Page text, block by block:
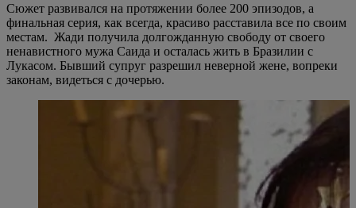
Сюжет развивался на протяжении более 200 эпизодов, а
финальная серия, как всегда, красиво расставила все по своим
местам. Жади получила долгожданную свободу от своего
ненавистного мужа Саида и осталась жить в Бразилии с
Лукасом. Бывший супруг разрешил неверной жене, вопреки
законам, видеться с дочерью.